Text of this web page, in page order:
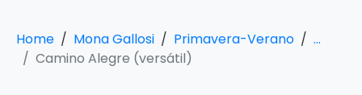
Home Mona Gallosi Primavera-Verano
...
Camino Alegre (versátil)